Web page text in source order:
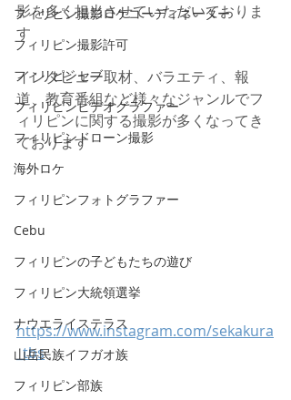
フィリピン撮影ロケコーディネーター
フィリピン撮影許可
フィリピンセブ
フィリピンビデオグラファー
フィリピンドローン撮影
海外ロケ
フィリピンフォトグラファー
Cebu
フィリピンの子どもたちの遊び
フィリピン大統領選挙
ナウエライステラス
山岳民族イフガオ族
フィリピン部族
影を多く担当させていただいておりま
す
インタビュー取材、バラエティ、報
道、教育番組など様々なジャンルでフ
ィリピンに関する撮影が多くなってき
ております
https://www.instagram.com/sekakura
_tbs